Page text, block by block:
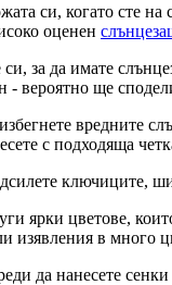
си, когато сте
оценен
си, за да имате
- вероятно ще
вредните
с подходяща
ключиците,
ярки цветове,
изявления в много
да нанесете